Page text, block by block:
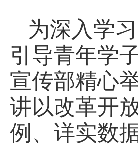
为深入学
引导青年学
宣传部精心
讲以改革开
例、详实数